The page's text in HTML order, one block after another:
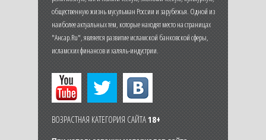
общественную жизнь мусульман России и зарубежья. Одной из
наиболее актуальных тем, которые находят место на страницах
"Ансар.Ru", является развитие исламской банковской сферы,
исламских финансов и халяль-индустрии.
ВОЗРАСТНАЯ КАТЕГОРИЯ САЙТА18+